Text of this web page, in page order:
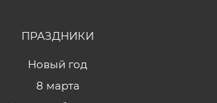
ПРАЗДНИКИ
Новый год
8 марта